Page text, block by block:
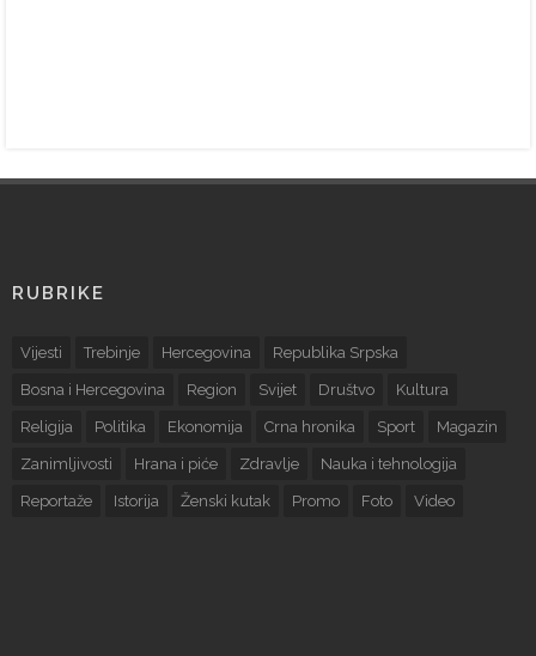
RUBRIKE
Vijesti Trebinje Hercegovina Republika Srpska
Bosna i Hercegovina Region Svijet Društvo Kultura
Religija Politika Ekonomija Crna hronika Sport Magazin
Zanimljivosti Hrana i piće Zdravlje Nauka i tehnologija
Reportaže Istorija Ženski kutak Promo Foto Video